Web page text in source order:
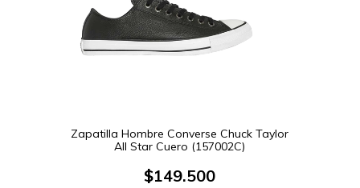
Zapatilla Hombre Converse Chuck Taylor
All Star Cuero (157002C)
$149.500